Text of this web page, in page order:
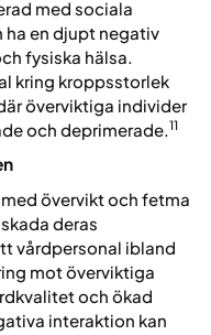
med sociala
ha en djupt negativ
fysiska hälsa.
kring kroppsstorlek
överviktiga individer
och deprimerade.11
övervikt och fetma
deras
vårdpersonal ibland
mot överviktiga
och ökad
interaktion kan